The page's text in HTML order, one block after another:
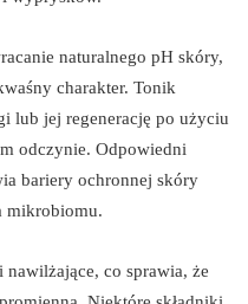
naturalnego pH skóry,
charakter. Tonik
lub jej regenerację po użyciu
odczynie. Odpowiedni
bariery ochronnej skóry
mikrobiomu.
co sprawia, że